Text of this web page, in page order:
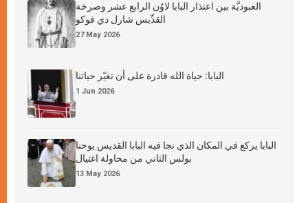
العبوديَّة بين اعتذار البابا لاوُن الرابع عشر وصرخة
القدِّيس شارل دي فوكو
27 May 2026
البابا: حياة الله قادرة على أن تغيّر حياتنا
1 Jun 2026
البابا يركع في المكان الذي نجا فيه البابا القديس يوحنا
بولس الثاني من محاولة اغتيال
13 May 2026